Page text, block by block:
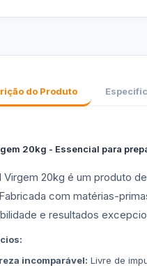
do Produto
20kg - Essencial para
Virgem 20kg é um produto
com matérias-
e resultados
incomparável: Livre de